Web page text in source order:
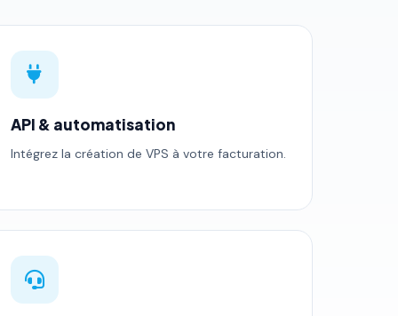
API & automatisation
Intégrez la création de VPS à votre facturation.